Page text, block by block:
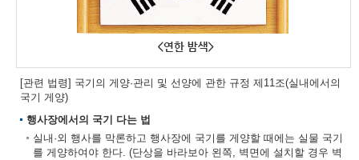
[관련 법령] 국기의 게양·관리 및 선양에 관한 규정 제11조(실내에서의
국기 게양)
행사장에서의 국기 다는 법
실내·외 행사를 막론하고 행사장에 국기를 게양할 때에는 실물 국기
를 게양하여야 한다. (단상을 바라보아 왼쪽, 벽면에 설치할 경우 벽